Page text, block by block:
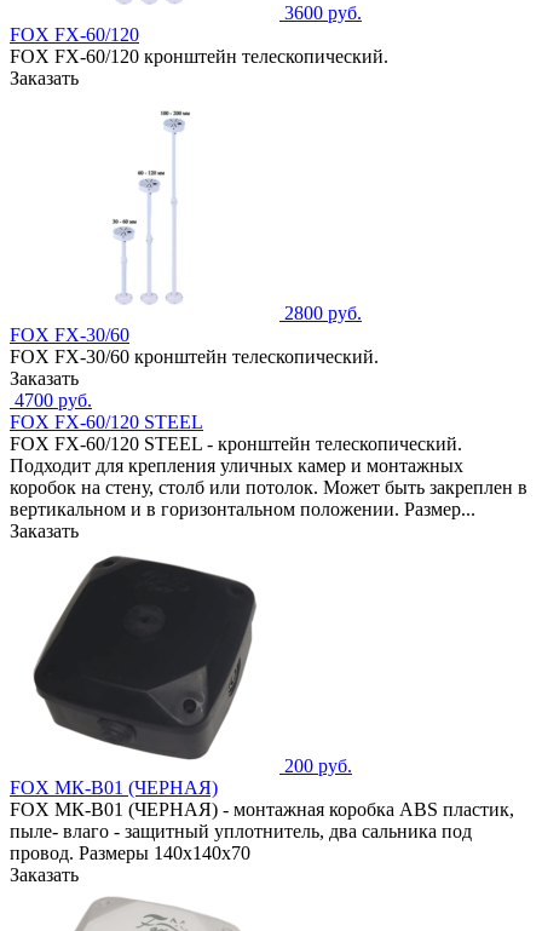
3600 руб.
FOX FX-60/120
FOX FX-60/120 кронштейн телескопический.
Заказать
2800 руб.
FOX FX-30/60
FOX FX-30/60 кронштейн телескопический.
Заказать
4700 руб.
FOX FX-60/120 STEEL
FOX FX-60/120 STEEL - кронштейн телескопический.
Подходит для крепления уличных камер и монтажных
коробок на стену, столб или потолок. Может быть закреплен в
вертикальном и в горизонтальном положении. Размер...
Заказать
200 руб.
FOX МК-В01 (ЧЕРНАЯ)
FOX МК-В01 (ЧЕРНАЯ) - монтажная коробка ABS пластик,
пыле- влаго - защитный уплотнитель, два сальника под
провод. Размеры 140x140х70
Заказать